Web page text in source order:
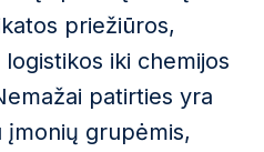
priežiūros,
iki chemijos
patirties yra
grupėmis,